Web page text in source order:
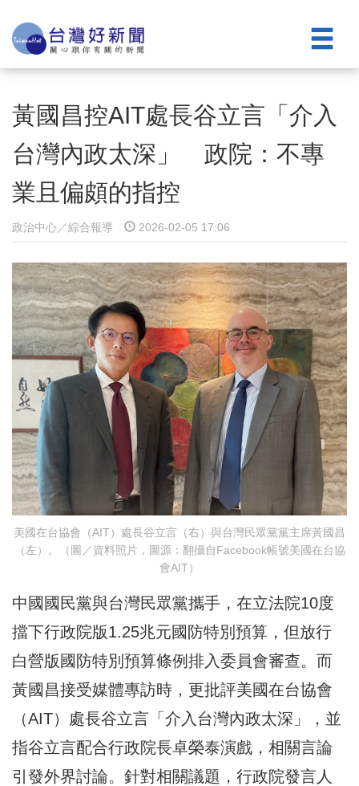
黃國昌控AIT處長谷立言「介入
台灣內政太深」 政院：不專
業且偏頗的指控
政治中心／綜合報導 2026-02-05 17:06
美國在台協會（AIT）處長谷立言（右）與台灣民眾黨黨主席黃國昌
（左）。（圖／資料照片，圖源：翻攝自Facebook帳號美國在台協
會AIT）
中國國民黨與台灣民眾黨攜手，在立法院10度
擋下行政院版1.25兆元國防特別預算，但放行
白營版國防特別預算條例排入委員會審查。而
黃國昌接受媒體專訪時，更批評美國在台協會
（AIT）處長谷立言「介入台灣內政太深」，並
指谷立言配合行政院長卓榮泰演戲，相關言論
引發外界討論。針對相關議題，行政院發言人